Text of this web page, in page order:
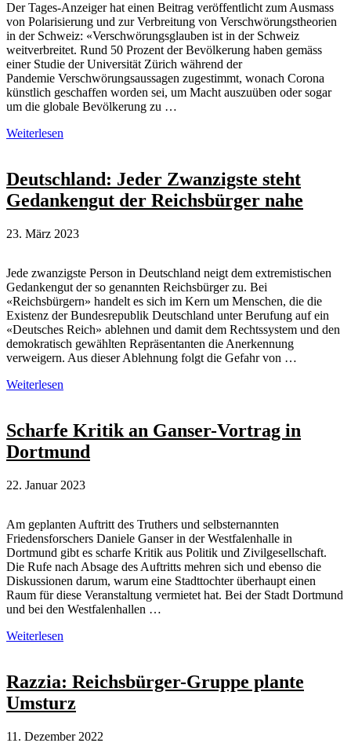
Der Tages-Anzeiger hat einen Beitrag veröffentlicht zum Ausmass
von Polarisierung und zur Verbreitung von Verschwörungstheorien
in der Schweiz: «Verschwörungsglauben ist in der Schweiz
weitverbreitet. Rund 50 Prozent der Bevölkerung haben gemäss
einer Studie der Universität Zürich während der
Pandemie Verschwörungsaussagen zugestimmt, wonach Corona
künstlich geschaffen worden sei, um Macht auszuüben oder sogar
um die globale Bevölkerung zu …
Umfragen
in
der
Schweiz
Weiterlesen
Deutschland: Jeder Zwanzigste steht
Gedankengut der Reichsbürger nahe
23. März 2023
Jede zwanzigste Person in Deutschland neigt dem extremistischen
Gedankengut der so genannten Reichsbürger zu. Bei
«Reichsbürgern» handelt es sich im Kern um Menschen, die die
Existenz der Bundesrepublik Deutschland unter Berufung auf ein
«Deutsches Reich» ablehnen und damit dem Rechtssystem und den
demokratisch gewählten Repräsentanten die Anerkennung
verweigern. Aus dieser Ablehnung folgt die Gefahr von …
Deutschland:
steht
Gedankengut
der
nahe
Weiterlesen
Scharfe Kritik an Ganser-Vortrag in
Dortmund
22. Januar 2023
Am geplanten Auftritt des Truthers und selbsternannten
Friedensforschers Daniele Ganser in der Westfalenhalle in
Dortmund gibt es scharfe Kritik aus Politik und Zivilgesellschaft.
Die Rufe nach Absage des Auftritts mehren sich und ebenso die
Diskussionen darum, warum eine Stadttochter überhaupt einen
Raum für diese Veranstaltung vermietet hat. Bei der Stadt Dortmund
und bei den Westfalenhallen …
Scharfe
Ganser-
Vortrag
in
Weiterlesen
Razzia: Reichsbürger-Gruppe plante
Umsturz
11. Dezember 2022